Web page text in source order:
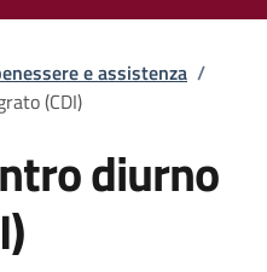
e assistenza /
(CDI)
diurno